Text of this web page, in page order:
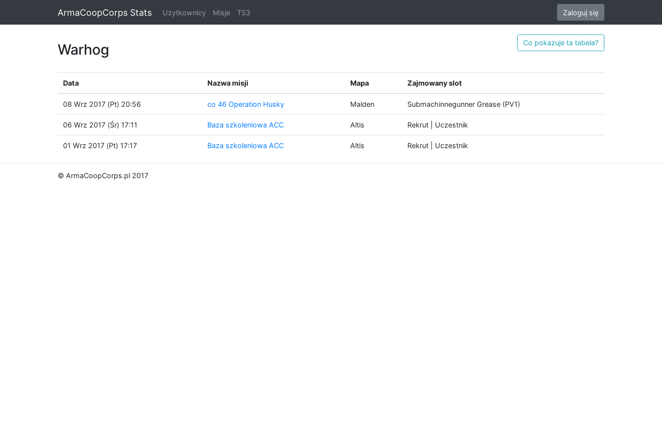
ArmaCoopCorps Stats Użytkownicy Misje TS3 Zaloguj się
Warhog Co pokazuje ta tabela?
Data Nazwa misji Mapa Zajmowany slot
08 Wrz 2017 (Pt) 20:56 co 46 Operation Husky Malden Submachinnegunner Grease (PV1)
06 Wrz 2017 (Śr) 17:11 Baza szkoleniowa ACC Altis Rekrut | Uczestnik
01 Wrz 2017 (Pt) 17:17 Baza szkoleniowa ACC Altis Rekrut | Uczestnik
© ArmaCoopCorps.pl 2017